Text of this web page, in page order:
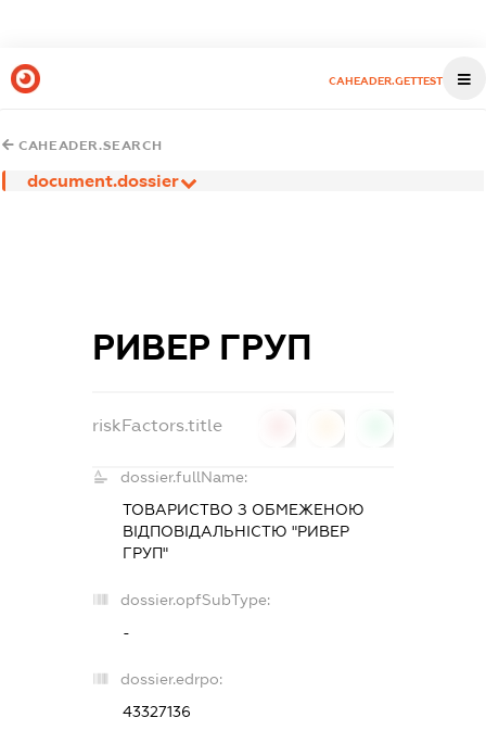
CAHEADER.GETTEST
CAHEADER.SEARCH
document.dossier
РИВЕР ГРУП
riskFactors.title
dossier.fullName:
ТОВАРИСТВО З ОБМЕЖЕНОЮ
ВІДПОВІДАЛЬНІСТЮ "РИВЕР
ГРУП"
dossier.opfSubType:
-
dossier.edrpo:
43327136